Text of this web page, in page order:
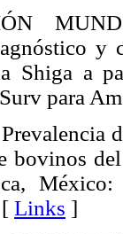
y
Shiga a
Surv para
bovinos
Links ]